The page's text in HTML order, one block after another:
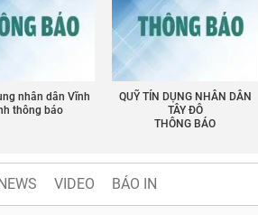
nhân dân Vĩnh
thông báo
QUỸ TÍN DỤNG NHÂN DÂN
TÂY ĐÔ
THÔNG BÁO
VIDEO BÁO IN